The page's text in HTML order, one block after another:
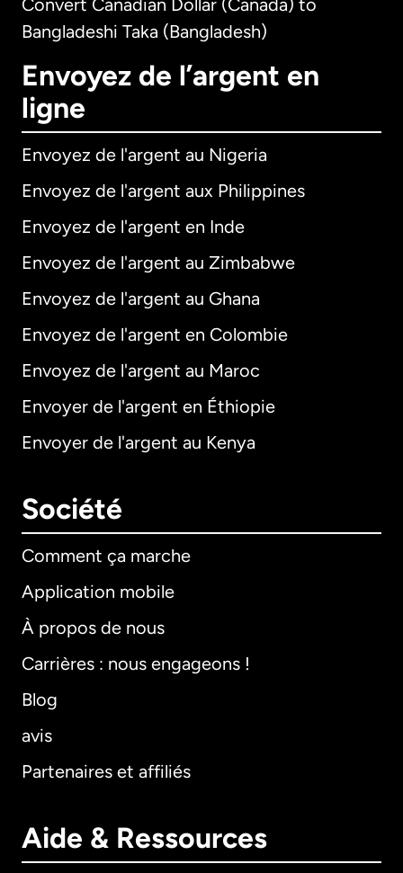
Convert Canadian Dollar (Canada) to
Bangladeshi Taka (Bangladesh)
Envoyez de l’argent en
ligne
Envoyez de l'argent au Nigeria
Envoyez de l'argent aux Philippines
Envoyez de l'argent en Inde
Envoyez de l'argent au Zimbabwe
Envoyez de l'argent au Ghana
Envoyez de l'argent en Colombie
Envoyez de l'argent au Maroc
Envoyer de l'argent en Éthiopie
Envoyer de l'argent au Kenya
Société
Comment ça marche
Application mobile
À propos de nous
Carrières : nous engageons !
Blog
avis
Partenaires et affiliés
Aide & Ressources